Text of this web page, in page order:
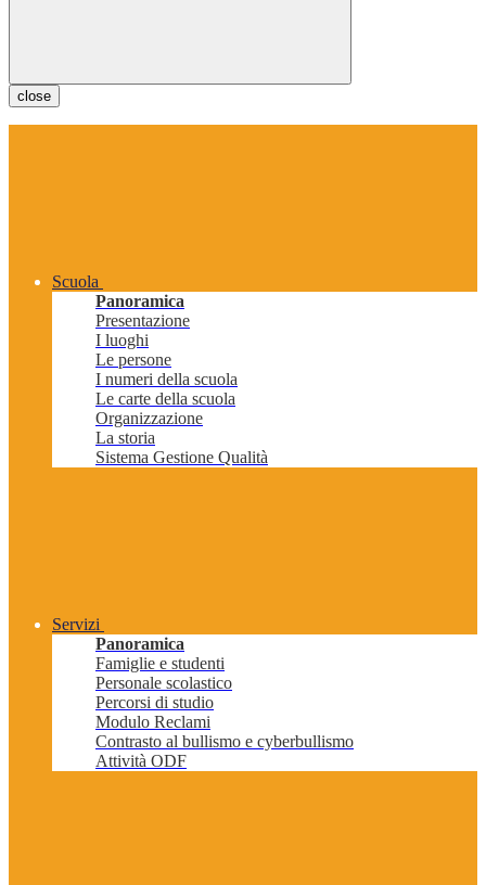
close
Scuola
Panoramica
Presentazione
I luoghi
Le persone
I numeri della scuola
Le carte della scuola
Organizzazione
La storia
Sistema Gestione Qualità
Servizi
Panoramica
Famiglie e studenti
Personale scolastico
Percorsi di studio
Modulo Reclami
Contrasto al bullismo e cyberbullismo
Attività ODF